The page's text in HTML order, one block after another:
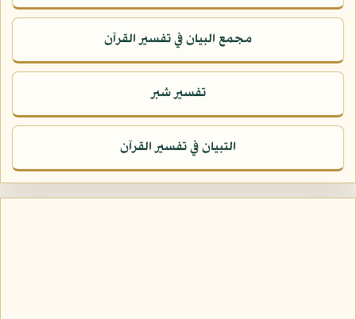
مجمع البيان في تفسير القرآن
تفسير شبر
التبيان في تفسير القرآن